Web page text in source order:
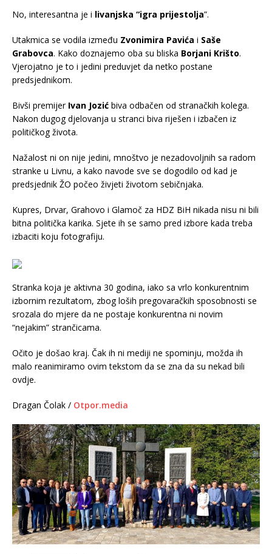
No, interesantna je i livanjska “igra prijestolja”.
Utakmica se vodila između Zvonimira Pavića i Saše
Grabovca. Kako doznajemo oba su bliska Borjani Krišto.
Vjerojatno je to i jedini preduvjet da netko postane
predsjednikom.
Bivši premijer Ivan Jozić biva odbačen od stranačkih kolega.
Nakon dugog djelovanja u stranci biva riješen i izbačen iz
političkog života.
Nažalost ni on nije jedini, mnoštvo je nezadovoljnih sa radom
stranke u Livnu, a kako navode sve se dogodilo od kad je
predsjednik ŽO počeo živjeti životom sebičnjaka.
Kupres, Drvar, Grahovo i Glamoč za HDZ BiH nikada nisu ni bili
bitna politička karika. Sjete ih se samo pred izbore kada treba
izbaciti koju fotografiju.
Stranka koja je aktivna 30 godina, iako sa vrlo konkurentnim
izbornim rezultatom, zbog loših pregovaračkih sposobnosti se
srozala do mjere da ne postaje konkurentna ni novim
“nejakim” strančicama.
Očito je došao kraj. Čak ih ni mediji ne spominju, možda ih
malo reanimiramo ovim tekstom da se zna da su nekad bili
ovdje.
Dragan Čolak / Otpor.media